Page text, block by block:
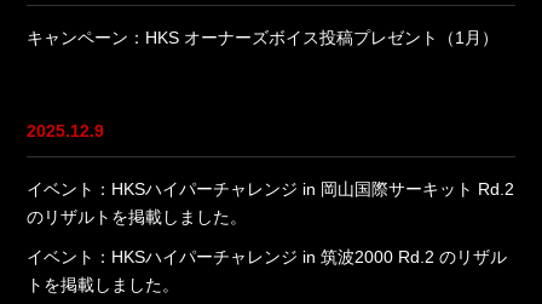
キャンペーン：HKS オーナーズボイス投稿プレゼント（1月）
2025.12.9
イベント：HKSハイパーチャレンジ in 岡山国際サーキット Rd.2
のリザルトを掲載しました。
イベント：HKSハイパーチャレンジ in 筑波2000 Rd.2 のリザル
トを掲載しました。